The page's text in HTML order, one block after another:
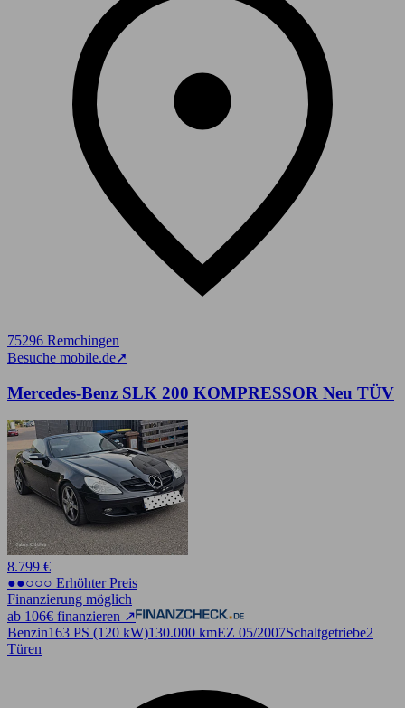
75296 Remchingen
Besuche mobile.de➚
Mercedes-Benz SLK 200 KOMPRESSOR Neu TÜV
8.799 €
●●○○○ Erhöhter Preis
Finanzierung möglich
ab 106€ finanzieren ↗
Benzin163 PS (120 kW)130.000 kmEZ 05/2007Schaltgetriebe2
Türen